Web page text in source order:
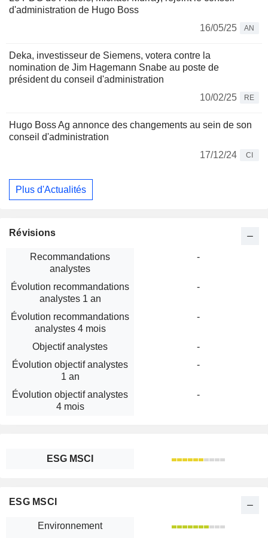
d'administration de Hugo Boss
16/05/25
AN
Deka, investisseur de Siemens, votera contre la
nomination de Jim Hagemann Snabe au poste de
président du conseil d'administration
10/02/25
RE
Hugo Boss Ag annonce des changements au sein de son
conseil d'administration
17/12/24
CI
Plus d'Actualités
Révisions
Recommandations
analystes
-
Évolution recommandations
analystes 1 an
-
Évolution recommandations
analystes 4 mois
-
Objectif analystes
-
Évolution objectif analystes
1 an
-
Évolution objectif analystes
4 mois
-
ESG MSCI
ESG MSCI
Environnement